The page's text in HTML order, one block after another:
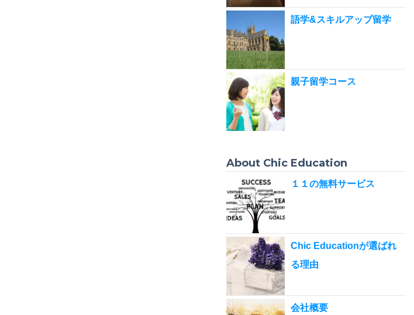
語学&スキルアップ留学
親子留学コース
About Chic Education
１１の無料サービス
Chic Educationが選ばれ
る理由
会社概要